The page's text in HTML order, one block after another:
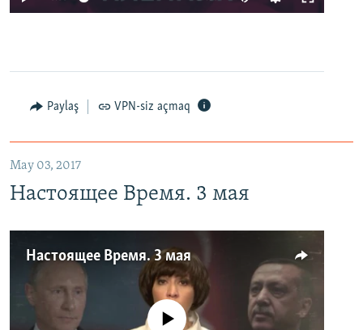
Paylaş VPN-siz açmaq
May 03, 2017
Настоящее Время. 3 мая
Настоящее Время. 3 мая
No media source currently available